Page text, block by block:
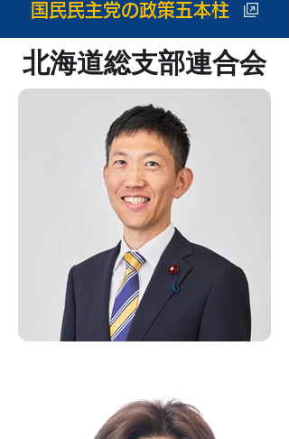
国民民主党の政策五本柱
北海道総支部連合会